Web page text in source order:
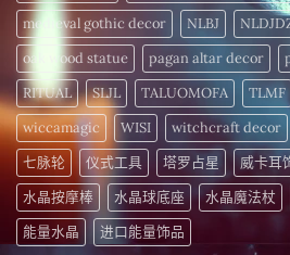
medieval gothic decor
NLBJ
oak wood statue
pagan altar decor
RITUAL
SLJL TALUOMOFA TLMF
wiccamagic
WISI witchcraft decor
七脉轮
仪式工具 塔罗占星 威卡耳
水晶按摩棒
水晶球底座 水晶魔法杖
能量水晶
进口能量饰品